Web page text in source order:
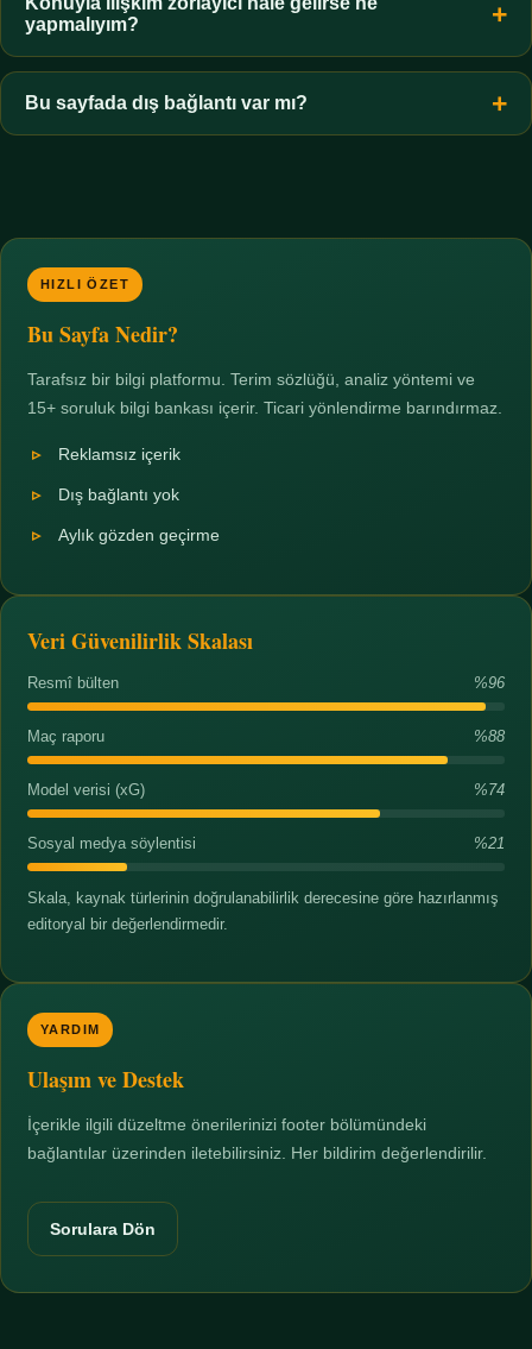
zorunluluktur.
yapmalıyım?
Zaman sınırı koyun, harcadığınız süreyi ölçün ve gerekirse
profesyonel destek alın. Türkiye'de ücretsiz danışma hatları
mevcuttur; yardım istemek güçlü bir adımdır.
Bu sayfada dış bağlantı var mı?
HIZLI ÖZET
Bu Sayfa Nedir?
Tarafsız bir bilgi platformu. Terim sözlüğü, analiz yöntemi ve
15+ soruluk bilgi bankası içerir. Ticari yönlendirme barındırmaz.
Reklamsız içerik
Dış bağlantı yok
Aylık gözden geçirme
Veri Güvenilirlik Skalası
Resmî bülten %96
Maç raporu %88
Model verisi (xG) %74
Sosyal medya söylentisi %21
Skala, kaynak türlerinin doğrulanabilirlik derecesine göre hazırlanmış
editoryal bir değerlendirmedir.
YARDIM
Ulaşım ve Destek
İçerikle ilgili düzeltme önerilerinizi footer bölümündeki
bağlantılar üzerinden iletebilirsiniz. Her bildirim değerlendirilir.
Sorulara Dön